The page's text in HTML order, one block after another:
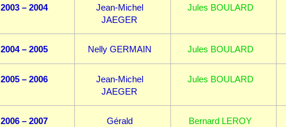
2003 – 2004
Jean-Michel
JAEGER
Jules BOULARD
2004 – 2005 Nelly GERMAIN Jules BOULARD
2005 – 2006
Jean-Michel
JAEGER
Jules BOULARD
2006 – 2007
Gérald
Bernard LEROY